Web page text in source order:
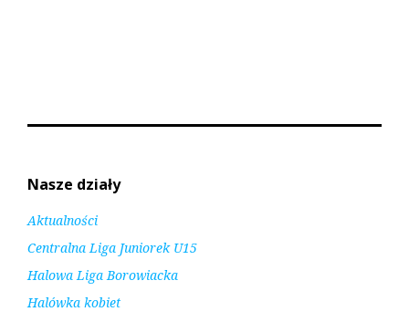
Nasze działy
Aktualności
Centralna Liga Juniorek U15
Halowa Liga Borowiacka
Halówka kobiet